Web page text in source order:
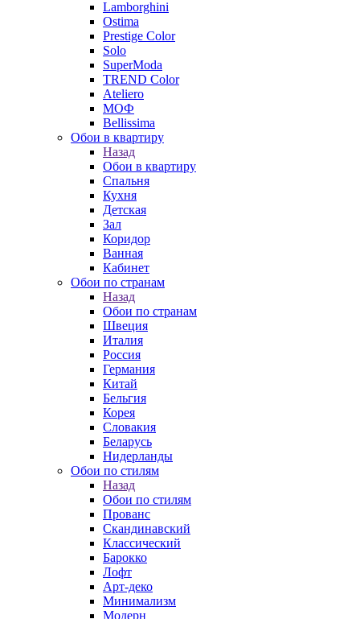
Lamborghini
Ostima
Prestige Color
Solo
SuperModa
TREND Color
Ateliero
МОФ
Bellissima
Обои в квартиру
Назад
Обои в квартиру
Спальня
Кухня
Детская
Зал
Коридор
Ванная
Кабинет
Обои по странам
Назад
Обои по странам
Швеция
Италия
Россия
Германия
Китай
Бельгия
Корея
Словакия
Беларусь
Нидерланды
Обои по стилям
Назад
Обои по стилям
Прованс
Скандинавский
Классический
Барокко
Лофт
Арт-деко
Минимализм
Модерн